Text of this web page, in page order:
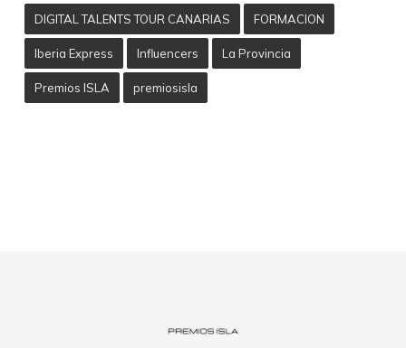
DIGITAL TALENTS TOUR CANARIAS FORMACION
Iberia Express Influencers La Provincia
Premios ISLA premiosisla